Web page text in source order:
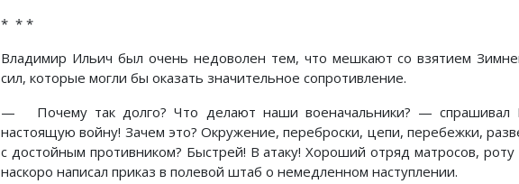
* * *
Владимир Ильич был очень недоволен тем, что мешкают со взятием
сил, которые могли бы оказать значительное сопротивление.
— Почему так долго? Что делают наши военачальники? — спрашивал
настоящую войну! Зачем это? Окружение, переброски, цепи, перебежки,
с достойным противником? Быстрей! В атаку! Хороший отряд матросов,
наскоро написал приказ в полевой штаб о немедленном наступлении.